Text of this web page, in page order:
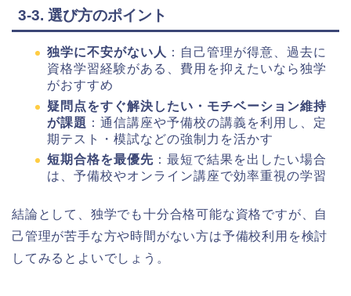
3-3. 選び方のポイント
独学に不安がない人 ：自己管理が得意、過去に
資格学習経験がある、費用を抑えたいなら独学
がおすすめ
疑問点をすぐ解決したい・モチベーション維持
が課題 ：通信講座や予備校の講義を利用し、定
期テスト・模試などの強制力を活かす
短期合格を最優先 ：最短で結果を出したい場合
は、予備校やオンライン講座で効率重視の学習
結論として、独学でも十分合格可能な資格ですが、自
己管理が苦手な方や時間がない方は予備校利用を検討
してみるとよいでしょう。